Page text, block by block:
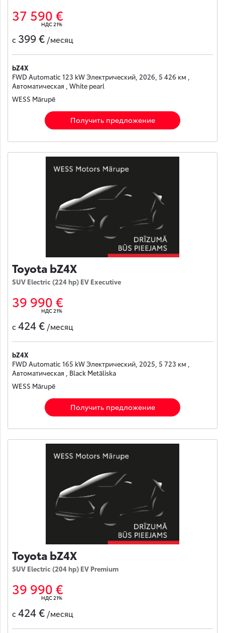
37 590 €
НДС 21%
с 399 € /месяц
bZ4X
FWD Automatic 123 kW Электрический, 2026, 5 426 км ,
Автоматическая , White pearl
WESS Mārupē
Получить предложение
Toyota bZ4X
SUV Electric (224 hp) EV Executive
39 990 €
НДС 21%
с 424 € /месяц
bZ4X
FWD Automatic 165 kW Электрический, 2025, 5 723 км ,
Автоматическая , Black Metāliska
WESS Mārupē
Получить предложение
Toyota bZ4X
SUV Electric (204 hp) EV Premium
39 990 €
НДС 21%
с 424 € /месяц